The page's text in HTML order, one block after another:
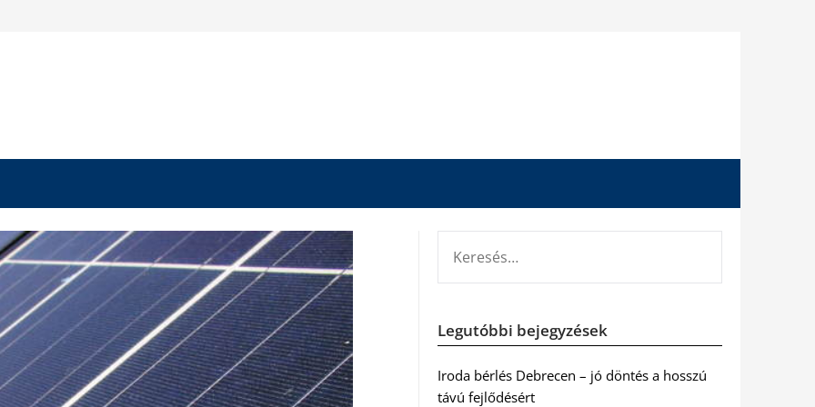
Legutóbbi bejegyzések
Iroda bérlés Debrecen – jó döntés a hosszú
távú fejlődésért